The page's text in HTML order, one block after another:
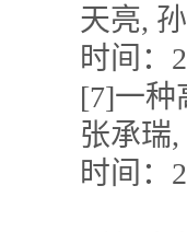
天亮,
时间：
[7]一种
张承瑞,
时间：